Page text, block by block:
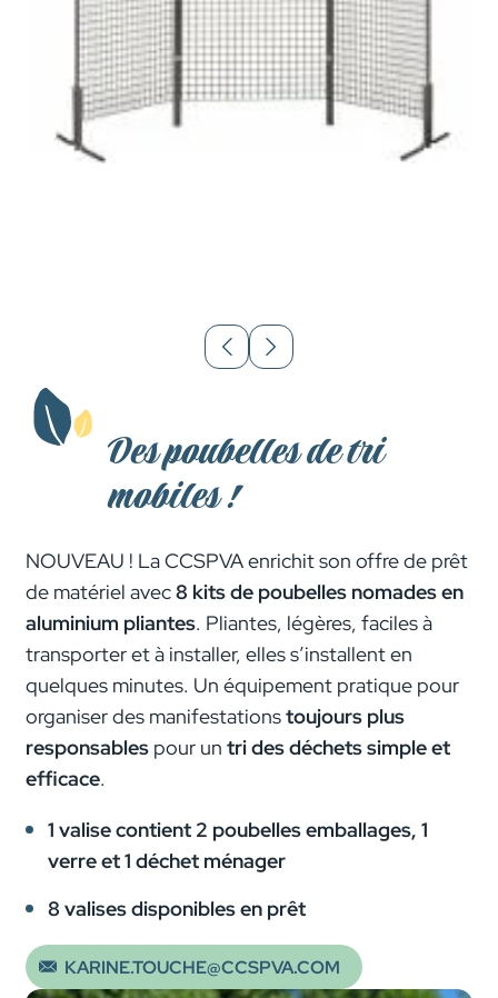
Des poubelles de tri
mobiles !
NOUVEAU ! La CCSPVA enrichit son offre de prêt
de matériel avec8 kits de poubelles nomades en
aluminium pliantes. Pliantes, légères, faciles à
transporter et à installer, elles s’installent en
quelques minutes. Un équipement pratique pour
organiser des manifestationstoujours plus
responsables pour un tri des déchets simple et
efficace.
1 valise contient 2 poubelles emballages, 1
verre et 1 déchet ménager
8 valises disponibles en prêt
KARINE.TOUCHE@CCSPVA.COM